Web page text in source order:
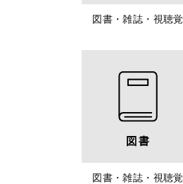
図書・雑誌・視聴覚
図書・雑誌・視聴覚